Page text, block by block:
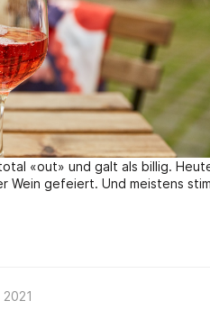
«out» und galt als billig.
Wein gefeiert. Und meistens